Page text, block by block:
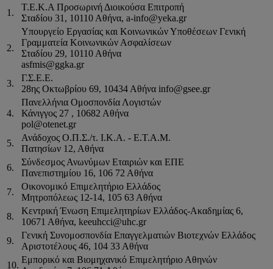
1.
Τ.Ε.Κ.Α Προσωρινή Διοικούσα Επιτροπή
Σταδίου 31, 10110 Αθήνα, a-info@yeka.gr
2.
Υπουργείο Εργασίας και Κοινωνικών Υποθέσεων Γενική
Γραμματεία Κοινωνικών Ασφαλίσεων
Σταδίου 29, 10110 Αθήνα
asfmis@ggka.gr
3.
Γ.Σ.Ε.Ε.
28ης Οκτωβρίου 69, 10434 Αθήνα info@gsee.gr
4.
Πανελλήνια Ομοσπονδία Λογιστών
Κάνιγγος 27 , 10682 Αθήνα
pol@otenet.gr
5.
Ανάδοχος Ο.Π.Σ./τ. Ι.Κ.Α. - Ε.Τ.Α.Μ.
Πατησίων 12, Αθήνα
6.
Σύνδεσμος Ανωνύμων Εταιριών και ΕΠΕ
Πανεπιστημίου 16, 106 72 Αθήνα
7.
Οικονομικό Επιμελητήριο Ελλάδος
Μητροπόλεως 12-14, 105 63 Αθήνα
8.
Κεντρική Ένωση Επιμελητηρίων Ελλάδος-Ακαδημίας 6,
10671 Αθήνα, keeuhcci@uhc.gr
9.
Γενική Συνομοσπονδία Επαγγελματιών Βιοτεχνών Ελλάδος
Αριστοτέλους 46, 104 33 Αθήνα
10.
Εμπορικό και Βιομηχανικό Επιμελητήριο Αθηνών